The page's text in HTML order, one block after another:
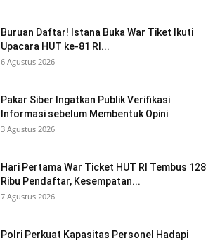
Buruan Daftar! Istana Buka War Tiket Ikuti
Upacara HUT ke-81 RI...
6 Agustus 2026
Pakar Siber Ingatkan Publik Verifikasi
Informasi sebelum Membentuk Opini
3 Agustus 2026
Hari Pertama War Ticket HUT RI Tembus 128
Ribu Pendaftar, Kesempatan...
7 Agustus 2026
Polri Perkuat Kapasitas Personel Hadapi